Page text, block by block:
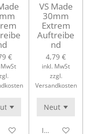
€
Warenkorb
VS Made
30mm
Extrem
Auftreibe
nd
4,79 €
inkl. MwSt
zzgl.
Versandkosten
In den